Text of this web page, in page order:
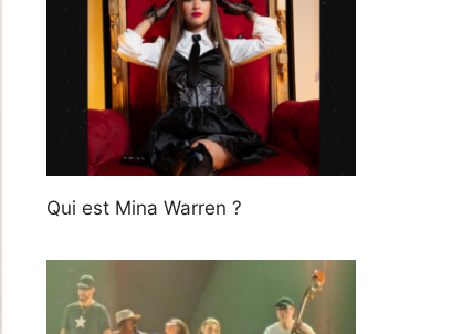
Qui est Mina Warren ?